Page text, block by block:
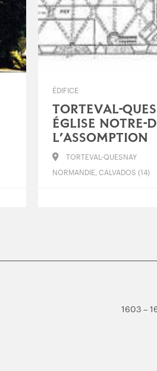
ÉDIFICE
TORTEVAL-
ÉGLISE NOTRE-
L’ASSOMPTION
TORTEVAL-QUESNAY
NORMANDIE, CALVADOS (14)
1603 –